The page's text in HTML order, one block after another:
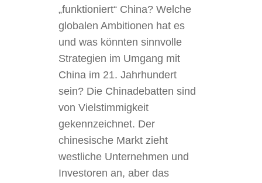
„funktioniert“ China? Welche
globalen Ambitionen hat es
und was könnten sinnvolle
Strategien im Umgang mit
China im 21. Jahrhundert
sein? Die Chinadebatten sind
von Vielstimmigkeit
gekennzeichnet. Der
chinesische Markt zieht
westliche Unternehmen und
Investoren an, aber das